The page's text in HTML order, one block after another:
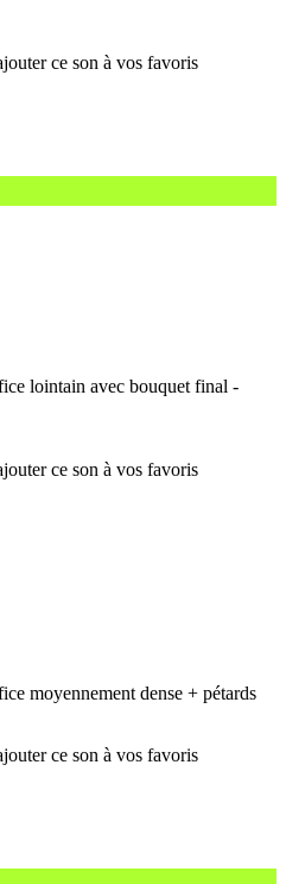
lointain avec bouquet final -
moyennement dense + pétards